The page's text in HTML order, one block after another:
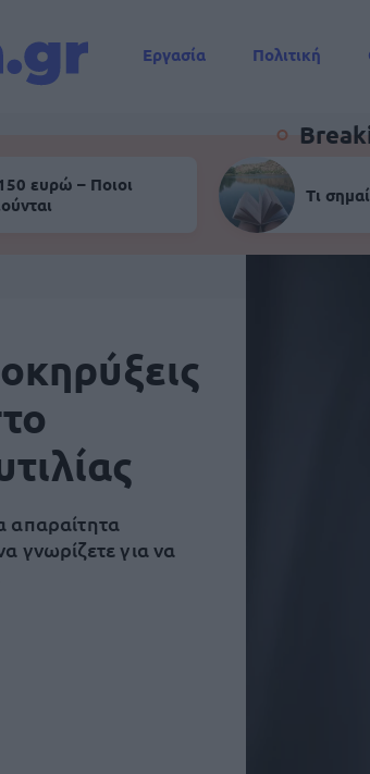
Εργασία Πολιτική
ευρώ – Ποιοι
Τι
απαραίτητα
γνωρίζετε για να